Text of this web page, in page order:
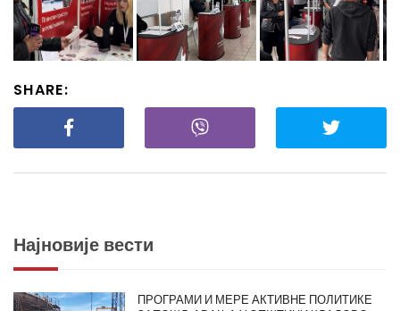
SHARE:
Најновије вести
ПРОГРАМИ И МЕРЕ АКТИВНЕ ПОЛИТИКЕ